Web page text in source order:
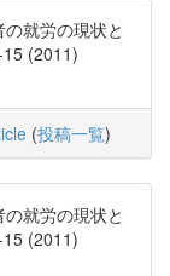
就労の現状と
(2011)
(投稿一覧)
就労の現状と
(2011)